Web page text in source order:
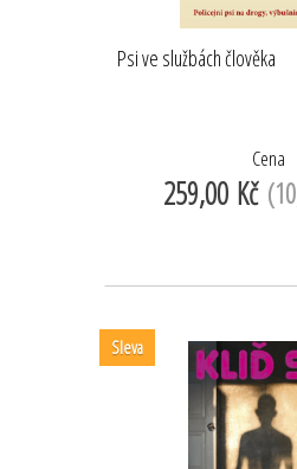
Psi ve službách člověka
Cena
259,00 Kč
Sleva